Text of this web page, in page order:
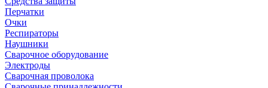
Перчатки
Очки
Респираторы
Наушники
Сварочное оборудование
Электроды
Сварочная проволока